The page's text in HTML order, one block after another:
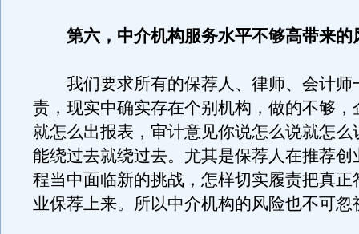
第六，中介机构服务水平不够高带来的
我们要求所有的保荐人、律师、会计师
责，现实中确实存在个别机构，做的不够，
就怎么出报表，审计意见你说怎么说就怎么
能绕过去就绕过去。尤其是保荐人在推荐创
程当中面临新的挑战，怎样切实履责把真正
业保荐上来。所以中介机构的风险也不可忽